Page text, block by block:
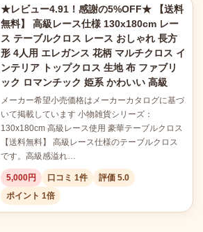
★レビュー4.91！感謝の5%OFF★ 【送料
無料】 高級レース仕様 130x180cm レー
ス テーブルクロス レース おしゃれ 長方
形 4人用 エレガンス 花柄 マルチクロス イ
ンテリア トップクロス 生地 布 ファブリ
ック ロマンチック 姫系 かわいい 高級
メーカー希望小売価格はメーカーカタログに基づ
いて掲載しています 小物雑貨シリーズ：
130x180cm 高級レース使用 豪華テーブルクロス
【送料無料】 高級レース仕様のテーブルクロス
です。高級感溢れ…
5,000円 口コミ 1件
評価 5.0
ポイント 1倍